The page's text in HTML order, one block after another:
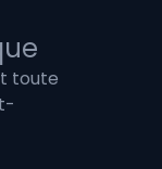
toute